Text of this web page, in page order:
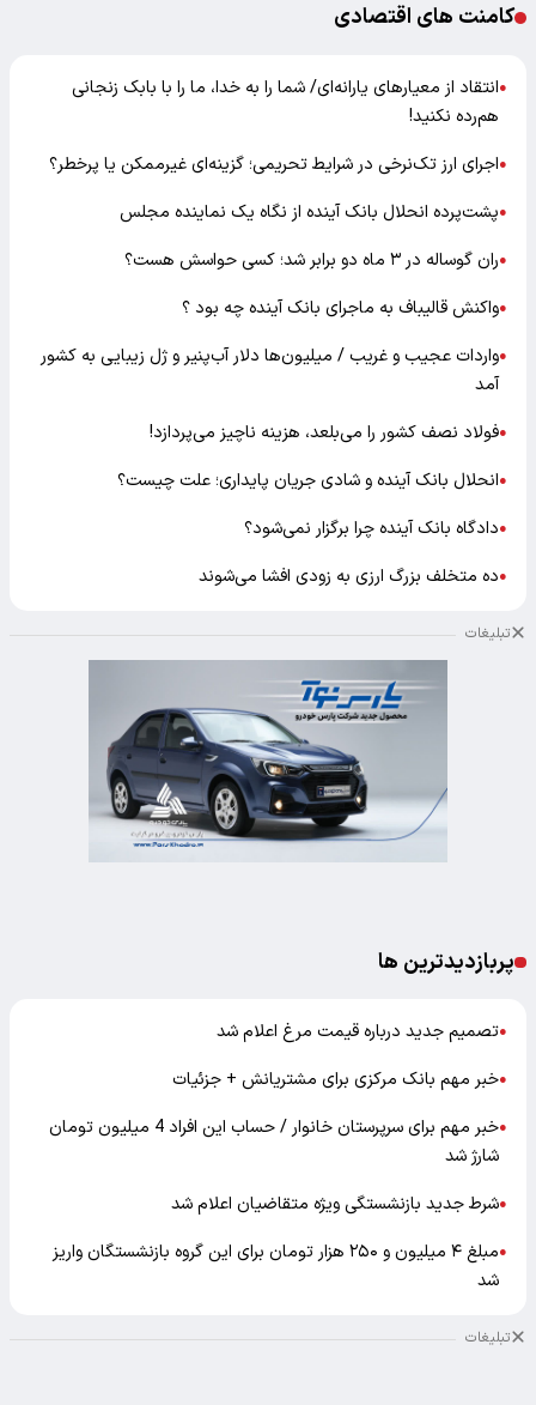
کامنت های اقتصادی
●انتقاد از معیارهای یارانه‌ای/ شما را به خدا، ما را با بابک زنجانی
هم‌رده نکنید!
●اجرای ارز تک‌نرخی در شرایط تحریمی؛ گزینه‌ای غیرممکن یا پرخطر؟
●پشت‌پرده انحلال بانک آینده از نگاه یک نماینده مجلس
●ران گوساله در ۳ ماه دو برابر شد؛ کسی حواسش هست؟
●واکنش قالیباف به ماجرای بانک آینده چه بود ؟
●واردات عجیب و غریب / میلیون‌ها دلار آب‌پنیر و ژل زیبایی به کشور
آمد
●فولاد نصف کشور را می‌بلعد، هزینه ناچیز می‌پردازد!
●انحلال بانک آینده و شادی جریان پایداری؛ علت چیست؟
●دادگاه بانک آینده چرا برگزار نمی‌شود؟
●ده متخلف بزرگ ارزی به زودی افشا می‌شوند
تبلیغات
پربازدیدترین ها
●تصمیم جدید درباره قیمت مرغ اعلام شد
●خبر مهم بانک مرکزی برای مشتریانش + جزئیات
●
خبر مهم برای سرپرستان خانوار / حساب این افراد 4 میلیون تومان
شارژ شد
●شرط جدید بازنشستگی ویژه متقاضیان اعلام شد
●
مبلغ ۴ میلیون و ۲۵۰ هزار تومان برای این گروه بازنشستگان واریز
شد
تبلیغات